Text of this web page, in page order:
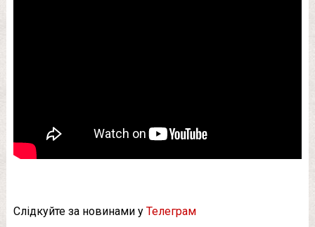
Слідкуйте за новинами у Телеграм